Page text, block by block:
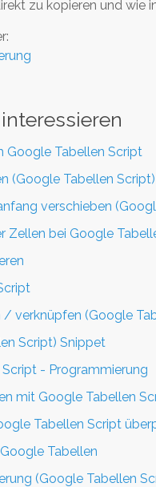
zu kopieren und
Google Tabellen Script
(Google Tabellen Script)
verschieben
Zellen bei Google
verknüpfen (Google
Script) Snippet
- Programmierung
mit Google Tabellen
Tabellen Script
Tabellen
(Google Tabellen